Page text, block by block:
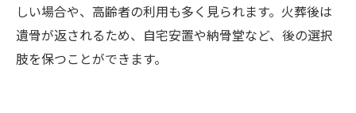
しい場合や、高齢者の利用も多く見られます。火葬後は
遺骨が返されるため、自宅安置や納骨堂など、後の選択
肢を保つことができます。